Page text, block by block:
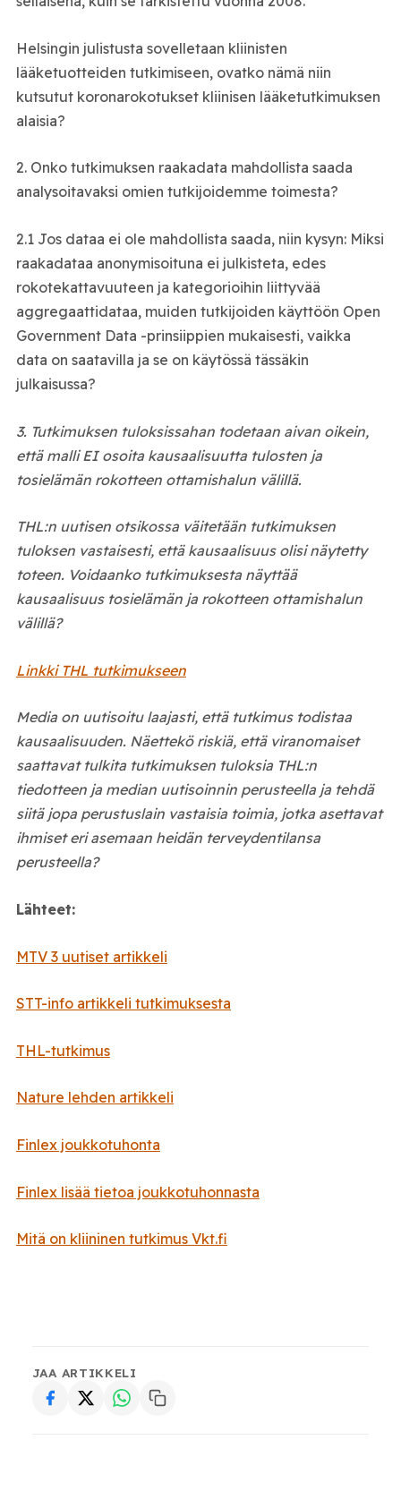
Helsingin julistusta sovelletaan kliinisten
lääketuotteiden tutkimiseen, ovatko nämä niin
kutsutut koronarokotukset kliinisen lääketutkimuksen
alaisia?
2. Onko tutkimuksen raakadata mahdollista saada
analysoitavaksi omien tutkijoidemme toimesta?
2.1 Jos dataa ei ole mahdollista saada, niin kysyn: Miksi
raakadataa anonymisoituna ei julkisteta, edes
rokotekattavuuteen ja kategorioihin liittyvää
aggregaattidataa, muiden tutkijoiden käyttöön Open
Government Data -prinsiippien mukaisesti, vaikka
data on saatavilla ja se on käytössä tässäkin
julkaisussa?
3. Tutkimuksen tuloksissahan todetaan aivan oikein,
että malli EI osoita kausaalisuutta tulosten ja
tosielämän rokotteen ottamishalun välillä.
THL:n uutisen otsikossa väitetään tutkimuksen
tuloksen vastaisesti, että kausaalisuus olisi näytetty
toteen. Voidaanko tutkimuksesta näyttää
kausaalisuus tosielämän ja rokotteen ottamishalun
välillä?
Linkki THL tutkimukseen
Media on uutisoitu laajasti, että tutkimus todistaa
kausaalisuuden. Näettekö riskiä, että viranomaiset
saattavat tulkita tutkimuksen tuloksia THL:n
tiedotteen ja median uutisoinnin perusteella ja tehdä
siitä jopa perustuslain vastaisia toimia, jotka asettavat
ihmiset eri asemaan heidän terveydentilansa
perusteella?
Lähteet:
MTV 3 uutiset artikkeli
STT-info artikkeli tutkimuksesta
THL-tutkimus
Nature lehden artikkeli
Finlex joukkotuhonta
Finlex lisää tietoa joukkotuhonnasta
Mitä on kliininen tutkimus Vkt.fi
JAA ARTIKKELI